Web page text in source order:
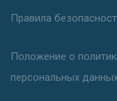
Правила
Положение о
персональных